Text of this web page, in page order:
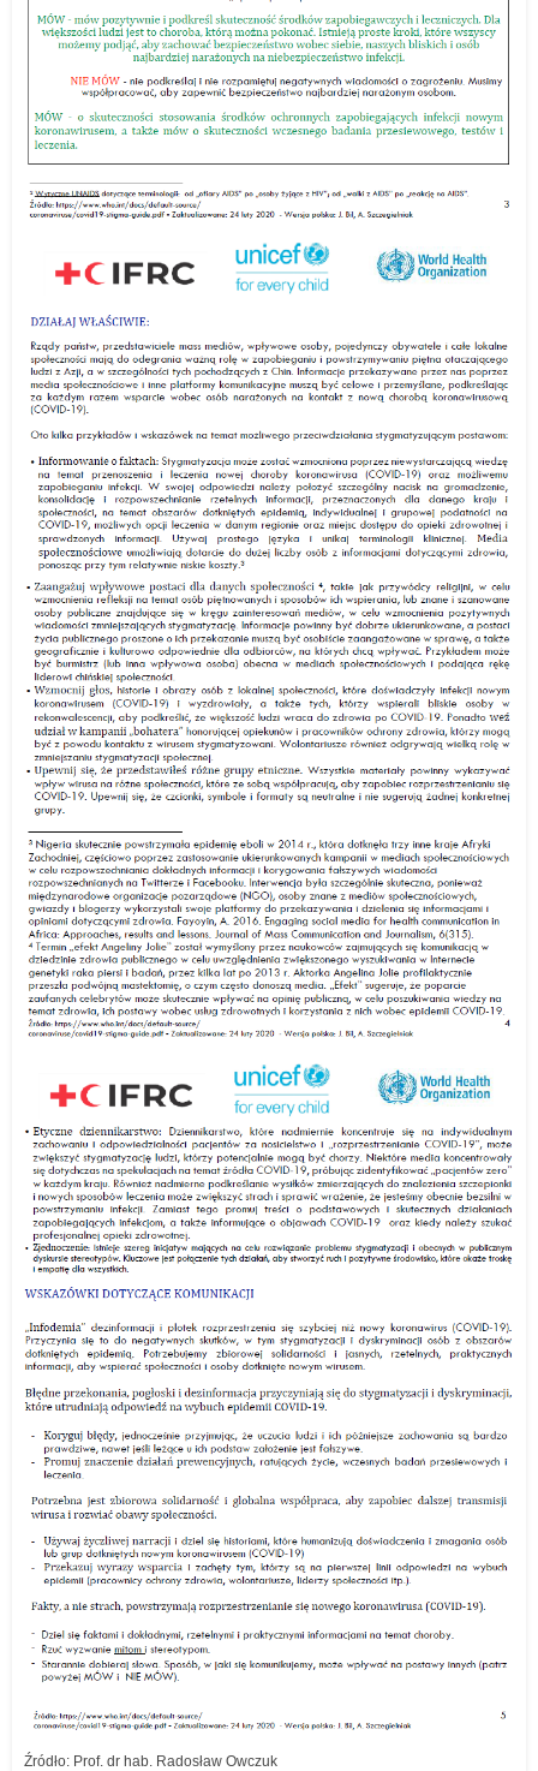
Źródło: Prof. dr hab. Radosław Owczuk